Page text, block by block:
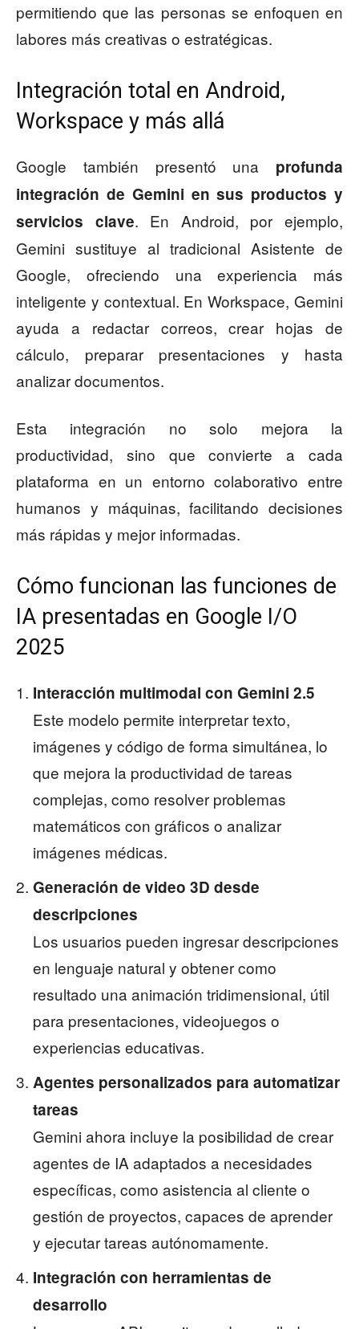
permitiendo que las personas se enfoquen en
labores más creativas o estratégicas.
Integración total en Android,
Workspace y más allá
Google también presentó una profunda
integración de Gemini en sus productos y
servicios clave. En Android, por ejemplo,
Gemini sustituye al tradicional Asistente de
Google, ofreciendo una experiencia más
inteligente y contextual. En Workspace, Gemini
ayuda a redactar correos, crear hojas de
cálculo, preparar presentaciones y hasta
analizar documentos.
Esta integración no solo mejora la
productividad, sino que convierte a cada
plataforma en un entorno colaborativo entre
humanos y máquinas, facilitando decisiones
más rápidas y mejor informadas.
Cómo funcionan las funciones de
IA presentadas en Google I/O
2025
Interacción multimodal con Gemini 2.5
Este modelo permite interpretar texto,
imágenes y código de forma simultánea, lo
que mejora la productividad de tareas
complejas, como resolver problemas
matemáticos con gráficos o analizar
imágenes médicas.
Generación de video 3D desde
descripciones
Los usuarios pueden ingresar descripciones
en lenguaje natural y obtener como
resultado una animación tridimensional, útil
para presentaciones, videojuegos o
experiencias educativas.
Agentes personalizados para automatizar
tareas
Gemini ahora incluye la posibilidad de crear
agentes de IA adaptados a necesidades
específicas, como asistencia al cliente o
gestión de proyectos, capaces de aprender
y ejecutar tareas autónomamente.
Integración con herramientas de
desarrollo